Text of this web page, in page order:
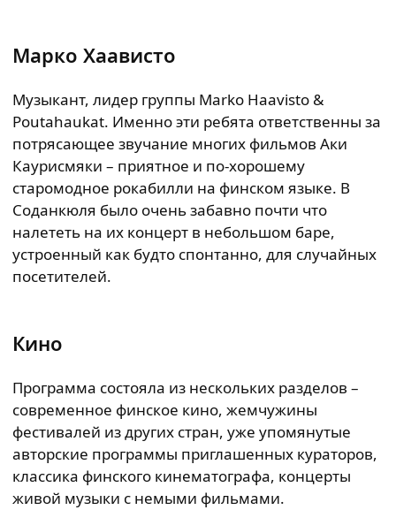
Марко Хаависто
Музыкант, лидер группы Marko Haavisto &
Poutahaukat. Именно эти ребята ответственны за
потрясающее звучание многих фильмов Аки
Каурисмяки – приятное и по-хорошему
старомодное рокабилли на финском языке. В
Соданкюля было очень забавно почти что
налететь на их концерт в небольшом баре,
устроенный как будто спонтанно, для случайных
посетителей.
Кино
Программа состояла из нескольких разделов –
современное финское кино, жемчужины
фестивалей из других стран, уже упомянутые
авторские программы приглашенных кураторов,
классика финского кинематографа, концерты
живой музыки с немыми фильмами.